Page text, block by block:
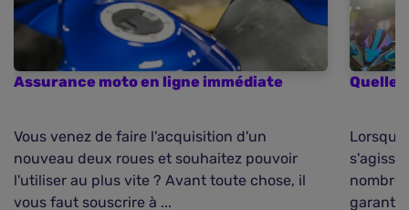
Assurance moto en ligne immédiate
Vous venez de faire l'acquisition d'un
nouveau deux roues et souhaitez pouvoir
l'utiliser au plus vite ? Avant toute chose, il
vous faut souscrire à ...
Quelle